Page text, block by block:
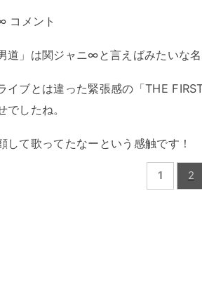
コメント
道」は関ジャニ∞と言えばみたいな
イブとは違った緊張感の「THE
でしたね。
して歌ってたなーという感触です！
1 2